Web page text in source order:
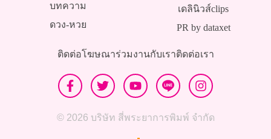
บทความ
ดวง-หวย
เดลินิวส์clips
PR by dataxet
ติดต่อโฆษณาร่วมงานกับเราติดต่อเรา
© 2026 บริษัท สี่พระยาการพิมพ์ จำกัด